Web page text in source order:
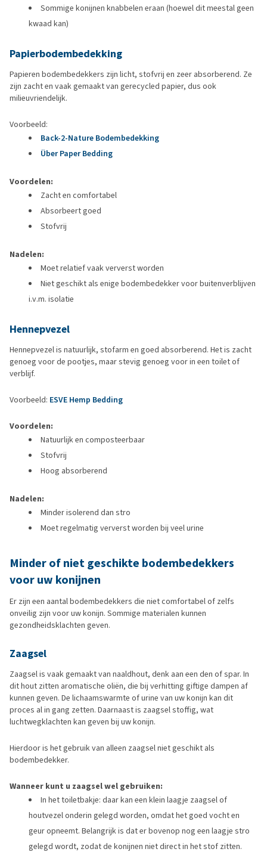
Sommige konijnen knabbelen eraan (hoewel dit meestal geen
kwaad kan)
Papierbodembedekking
Papieren bodembedekkers zijn licht, stofvrij en zeer absorberend. Ze
zijn zacht en vaak gemaakt van gerecycled papier, dus ook
milieuvriendelijk.
Voorbeeld:
Back-2-Nature Bodembedekking
Über Paper Bedding
Voordelen:
Zacht en comfortabel
Absorbeert goed
Stofvrij
Nadelen:
Moet relatief vaak ververst worden
Niet geschikt als enige bodembedekker voor buitenverblijven
i.v.m. isolatie
Hennepvezel
Hennepvezel is natuurlijk, stofarm en goed absorberend. Het is zacht
genoeg voor de pootjes, maar stevig genoeg voor in een toilet of
verblijf.
Voorbeeld: ESVE Hemp Bedding
Voordelen:
Natuurlijk en composteerbaar
Stofvrij
Hoog absorberend
Nadelen:
Minder isolerend dan stro
Moet regelmatig ververst worden bij veel urine
Minder of niet geschikte bodembedekkers
voor uw konijnen
Er zijn een aantal bodembedekkers die niet comfortabel of zelfs
onveilig zijn voor uw konijn. Sommige materialen kunnen
gezondheidsklachten geven.
Zaagsel
Zaagsel is vaak gemaakt van naaldhout, denk aan een den of spar. In
dit hout zitten aromatische oliën, die bij verhitting giftige dampen af
kunnen geven. De lichaamswarmte of urine van uw konijn kan dit
proces al in gang zetten. Daarnaast is zaagsel stoffig, wat
luchtwegklachten kan geven bij uw konijn.
Hierdoor is het gebruik van alleen zaagsel niet geschikt als
bodembedekker.
Wanneer kunt u zaagsel wel gebruiken:
In het toiletbakje: daar kan een klein laagje zaagsel of
houtvezel onderin gelegd worden, omdat het goed vocht en
geur opneemt. Belangrijk is dat er bovenop nog een laagje stro
gelegd wordt, zodat de konijnen niet direct in het stof zitten.